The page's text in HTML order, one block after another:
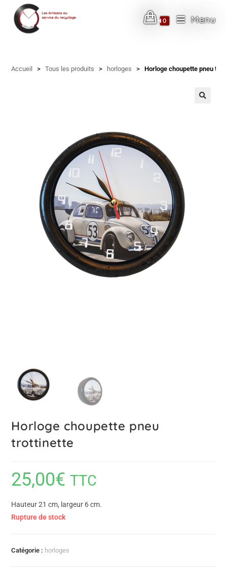
0 Menu
Accueil >Tous les produits > horloges >Horloge choupette pneu
Horloge choupette pneu
trottinette
25,00€ TTC
Hauteur 21 cm, largeur 6 cm.
Rupture de stock
Catégorie : horloges